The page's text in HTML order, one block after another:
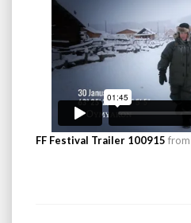
FF Festival Trailer 100915 from